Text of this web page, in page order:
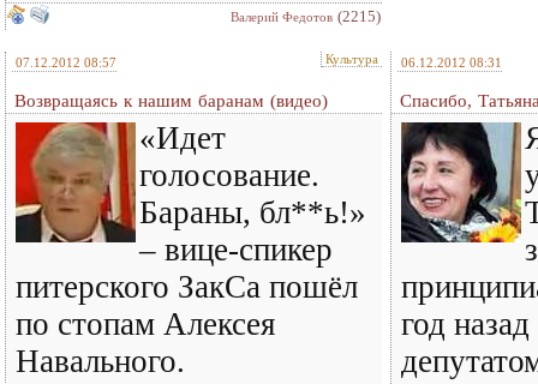
Валерий Федотов (2215)
07.12.2012 08:57 Культура
Возвращаясь к нашим баранам (видео)
«Идет
голосование.
Бараны, бл**ь!»
– вице-спикер
питерского ЗакСа пошёл
по стопам Алексея
Навального.
06.12.2012 08:31
Спасибо,
год